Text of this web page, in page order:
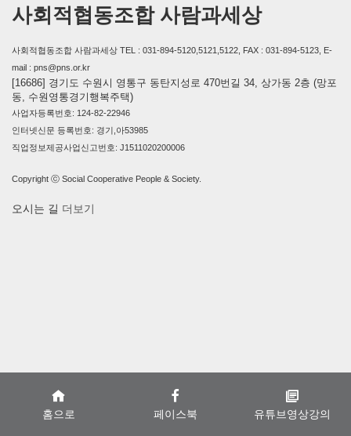
홈으로 페이스북 유튜브영상강의
사회적협동조합 사람과세상
사회적협동조합 사람과세상 TEL : 031-894-5120,5121,5122, FAX : 031-894-5123, E-
mail : pns@pns.or.kr
[16686] 경기도 수원시 영통구 동탄지성로 470번길 34, 상가동 2층 (망포
동, 수원영통경기행복주택)
사업자등록번호: 124-82-22946
인터넷신문 등록번호: 경기,아53985
직업정보제공사업신고번호: J1511020200006
Copyright ⓒ Social Cooperative People & Society.
오시는 길 더보기